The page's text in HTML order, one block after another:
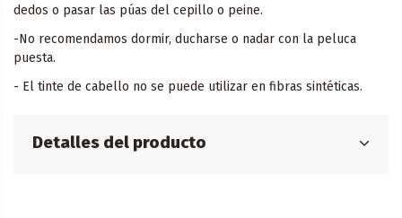
dedos o pasar las púas del cepillo o peine.
-No recomendamos dormir, ducharse o nadar con la peluca
puesta.
- El tinte de cabello no se puede utilizar en fibras sintéticas.
Detalles del producto